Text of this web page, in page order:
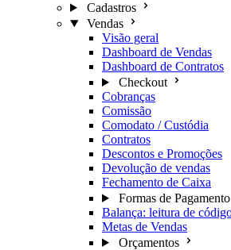
Cadastros
Vendas
Visão geral
Dashboard de Vendas
Dashboard de Contratos
Checkout
Cobranças
Comissão
Comodato / Custódia
Contratos
Descontos e Promoções
Devolução de vendas
Fechamento de Caixa
Formas de Pagamento
Balança: leitura de
Metas de Vendas
Orçamentos